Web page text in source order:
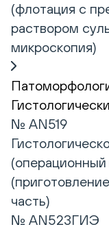
(флотация с
раствором
микроскопия)
№ AN519
часть)
№ AN523ГИЭ